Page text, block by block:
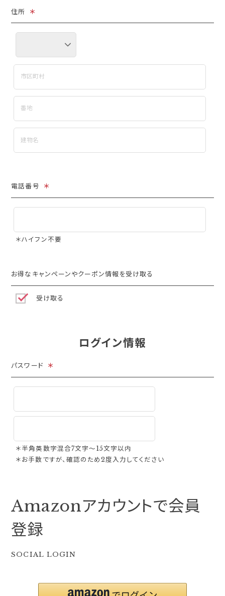
住所 ＊
電話番号 ＊
＊ハイフン不要
お得なキャンペーンやクーポン情報を受け取る
受け取る
ログイン情報
パスワード ＊
＊半角英数字混合7文字〜15文字以内
＊お手数ですが、確認のため2度入力してください
Amazonアカウントで会員
登録
SOCIAL LOGIN